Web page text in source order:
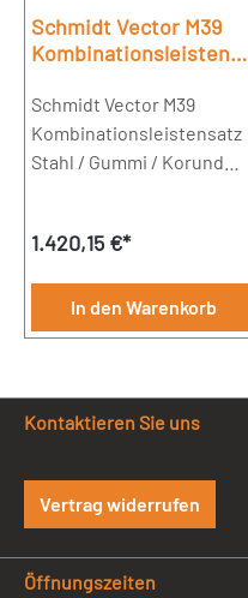
Schmidt Vector M39
Kombinationsleistensa
Korund SRC36
Schmidt Vector M39
Kombinationsleistensatz
Stahl / Gummi / Korund
Leiste á 1200mm3 Leisten
Regulärer Preis:
1.420,15 €*
In den Warenkorb
Kontaktieren Sie uns
Vertrag widerrufen
Öffnungszeiten